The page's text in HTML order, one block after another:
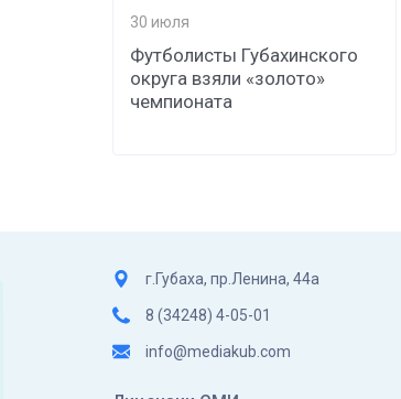
30 июля
Футболисты Губахинского
округа взяли «золото»
чемпионата
г.Губаха, пр.Ленина, 44а
8 (34248) 4-05-01
info@mediakub.com